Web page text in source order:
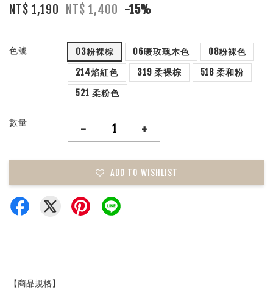
NT$ 1,190 NT$ 1,400 -15%
色號 03粉裸棕 06暖玫瑰木色
08粉裸色
214焰紅色
319 柔裸棕
518 柔和粉
521 柔粉色
數量 - +
ADD TO WISHLIST
【商品規格】